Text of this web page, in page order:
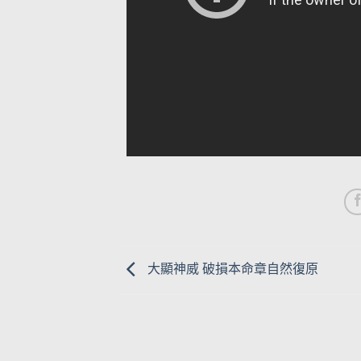
大顯神威 破損本命章自然復原